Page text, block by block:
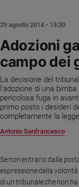
Fede
e
spiritualità
Devozione
e
fede
Parola
del
Santo
giorno
Adozioni
campo dei
La decisione del
l'adozione di una
pericolosa fuga in
primo posto i desideri
completamente la
Antonio Sanfrancesco
29 agosto 2014 • 15:30
Se non entrano dalla
espressione della volontà
di un tribunale che non